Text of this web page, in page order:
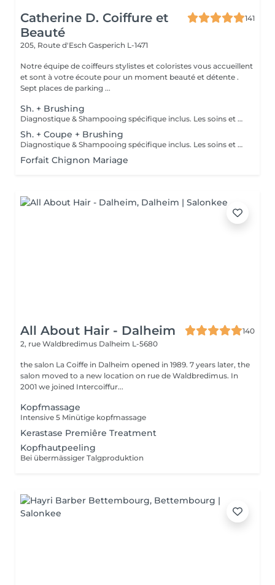
Catherine D. Coiffure et
Beauté
141
205, Route d'Esch Gasperich L-1471
Notre équipe de coiffeurs stylistes et coloristes vous accueillent
et sont à votre écoute pour un moment beauté et détente .
Sept places de parking ...
Sh. + Brushing
Diagnostique & Shampooing spécifique inclus. Les soins et fixations seront ajoutés si besoin.
Sh. + Coupe + Brushing
Diagnostique & Shampooing spécifique inclus. Les soins et fixations seront ajoutés si besoin. Un supplément de 3,90 euros sera appliqué sur la coupe en cas de changement / transformation.
Forfait Chignon Mariage
All About Hair - Dalheim
140
2, rue Waldbredimus Dalheim L-5680
the salon La Coiffe in Dalheim opened in 1989. 7 years later, the
salon moved to a new location on rue de Waldbredimus. In
2001 we joined Intercoiffur...
Kopfmassage
Intensive 5 Minütige kopfmassage
Kerastase Premiêre Treatment
Kopfhautpeeling
Bei übermässiger Talgproduktion